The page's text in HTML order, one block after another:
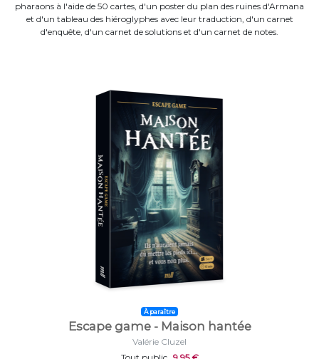
pharaons à l'aide de 50 cartes, d'un poster du plan des ruines d'Armana
et d'un tableau des hiéroglyphes avec leur traduction, d'un carnet
d'enquête, d'un carnet de solutions et d'un carnet de notes.
À paraître
Escape game - Maison hantée
Valérie Cluzel